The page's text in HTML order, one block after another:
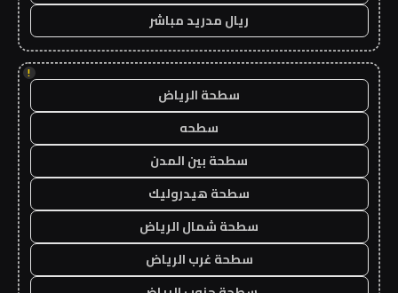
ريال مدريد مباشر
!
سطحة الرياض
سطحه
سطحة بين المدن
سطحة هيدروليك
سطحة شمال الرياض
سطحة غرب الرياض